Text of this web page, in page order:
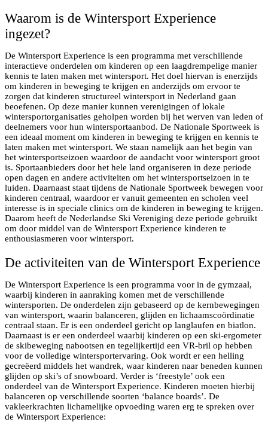
Waarom is de Wintersport Experience
ingezet?
De Wintersport Experience is een programma met verschillende
interactieve onderdelen om kinderen op een laagdrempelige manier
kennis te laten maken met wintersport. Het doel hiervan is enerzijds
om kinderen in beweging te krijgen en anderzijds om ervoor te
zorgen dat kinderen structureel wintersport in Nederland gaan
beoefenen. Op deze manier kunnen verenigingen of lokale
wintersportorganisaties geholpen worden bij het werven van leden of
deelnemers voor hun wintersportaanbod. De Nationale Sportweek is
een ideaal moment om kinderen in beweging te krijgen en kennis te
laten maken met wintersport. We staan namelijk aan het begin van
het wintersportseizoen waardoor de aandacht voor wintersport groot
is. Sportaanbieders door het hele land organiseren in deze periode
open dagen en andere activiteiten om het wintersportseizoen in te
luiden. Daarnaast staat tijdens de Nationale Sportweek bewegen voor
kinderen centraal, waardoor er vanuit gemeenten en scholen veel
interesse is in speciale clinics om de kinderen in beweging te krijgen.
Daarom heeft de Nederlandse Ski Vereniging deze periode gebruikt
om door middel van de Wintersport Experience kinderen te
enthousiasmeren voor wintersport.
De activiteiten van de Wintersport Experience
De Wintersport Experience is een programma voor in de gymzaal,
waarbij kinderen in aanraking komen met de verschillende
wintersporten. De onderdelen zijn gebaseerd op de kernbewegingen
van wintersport, waarin balanceren, glijden en lichaamscoördinatie
centraal staan. Er is een onderdeel gericht op langlaufen en biatlon.
Daarnaast is er een onderdeel waarbij kinderen op een ski-ergometer
de skibeweging nabootsen en tegelijkertijd een VR-bril op hebben
voor de volledige wintersportervaring. Ook wordt er een helling
gecreëerd middels het wandrek, waar kinderen naar beneden kunnen
glijden op ski’s of snowboard. Verder is ‘freestyle’ ook een
onderdeel van de Wintersport Experience. Kinderen moeten hierbij
balanceren op verschillende soorten ‘balance boards’. De
vakleerkrachten lichamelijke opvoeding waren erg te spreken over
de Wintersport Experience: